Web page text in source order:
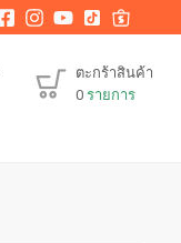
ตะกร้าสินค้า
0 รายการ